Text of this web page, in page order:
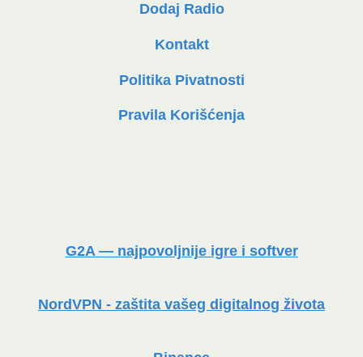
Dodaj Radio
Kontakt
Politika Pivatnosti
Pravila Korišćenja
G2A — najpovoljnije igre i softver
NordVPN - zaštita vašeg digitalnog života